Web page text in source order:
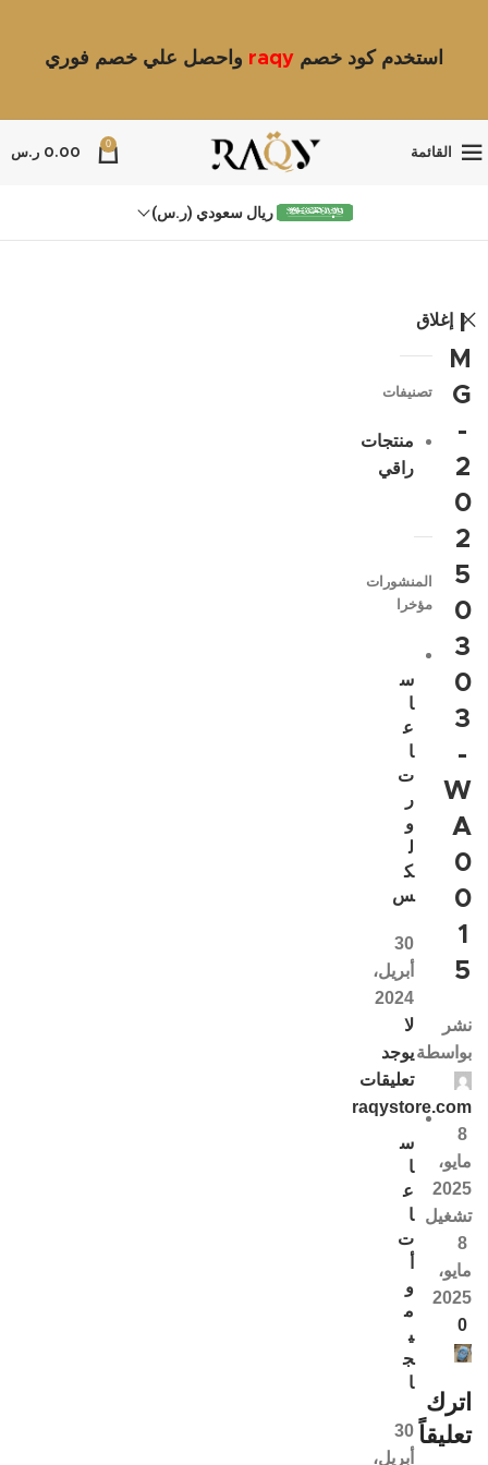
استخدم كود خصم raqy واحصل علي خصم فوري
القائمة
0
0.00 ر.س
ريال سعودي (ر.س)
I
M
G
-
2
0
2
5
0
3
0
3
-
W
A
0
0
1
5
نشر
بواسطة
raqystore.com
8
مايو،
2025
تشغيل
8
مايو،
2025
0
اترك
تعليقاً
إغلاق
تصنيفات
منتجات
راقي
المنشورات
مؤخرا
س
ا
ع
ا
ت
ر
و
ل
ك
س
30
أبريل،
2024
لا
يوجد
تعليقات
س
ا
ع
ا
ت
و
م
ي
ج
ا
30
أبريل،